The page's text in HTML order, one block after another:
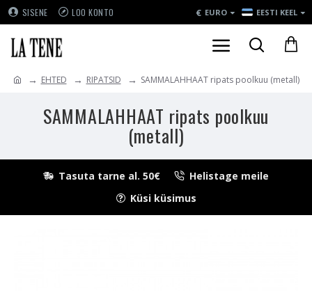
SISENE LOO KONTO € EURO EESTI KEEL
EHTED RIPATSID SAMMALAHHAAT ripats poolkuu (metall)
SAMMALAHHAAT ripats poolkuu
(metall)
Tasuta tarne al. 50€
Helistage meile
Küsi küsimus